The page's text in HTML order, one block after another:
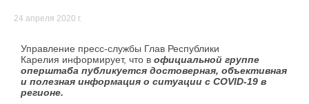
24 апреля 2020 г.
Управление пресс-службы Глав Республики
Карелия информирует, что в официальной группе
оперштаба публикуется достоверная, объективная
и полезная информация о ситуации с COVID-19 в
регионе.